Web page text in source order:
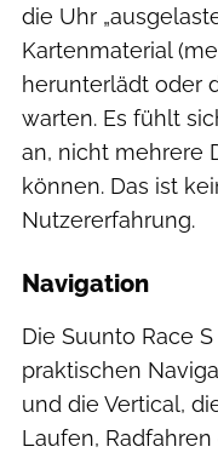
die Uhr
Kartenmaterial
herunterlädt oder
warten. Es fühlt
an, nicht mehrere
können. Das ist
Nutzererfahrung.
Navigation
Die Suunto Race
praktischen
und die Vertical,
Laufen,